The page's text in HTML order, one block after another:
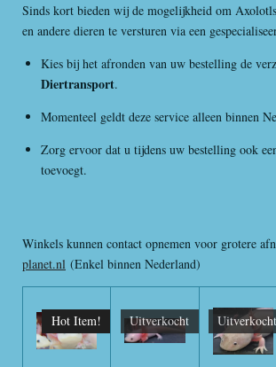
Sinds kort bieden wij de mogelijkheid om
en andere dieren te versturen via een
Kies bij het afronden van uw bestelling de
Diertransport.
Momenteel geldt deze service alleen binnen
Zorg ervoor dat u tijdens uw bestelling ook
toevoegt.
Winkels kunnen contact opnemen voor grotere
planet.nl (Enkel binnen Nederland)
Hot Item! Uitverkocht Uitverkocht